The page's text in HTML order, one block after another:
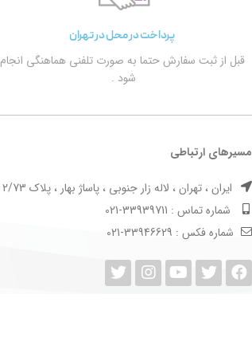
پرداخت در محل در تهران
قبل از ثبت سفارش حتما به صورت تلفنی هماهنگی انجام
شود .
مسیرهای ارتباطی
ایران ، تهران ، لاله زار جنوبی ، پاساژ بهار ، پلاک 2/73
شماره تماس : 33939711-021
شماره فکس : 33946629-021